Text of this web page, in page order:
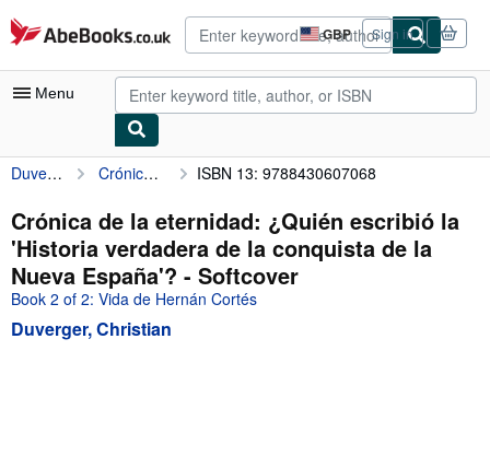
Skip to main content
AbeBooks.co.uk GBP
Site
shopping
preferences
Sign in
Menu
My Account
My Purchases
Advanced Search
Browse Collections
Rare Books
Duverger, Christian Crónica de la eternidad: ¿Quién escribió la 'Historia verdadera de la conquista de la Nueva España'? ISBN 13: 9788430607068
Crónica de la eternidad: ¿Quién escribió la
'Historia verdadera de la conquista de la
Nueva España'? - Softcover
Book 2 of 2: Vida de Hernán Cortés
Duverger, Christian